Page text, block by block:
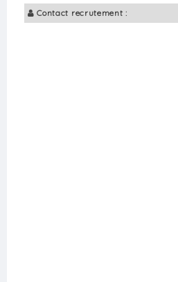
Contact recrutement :